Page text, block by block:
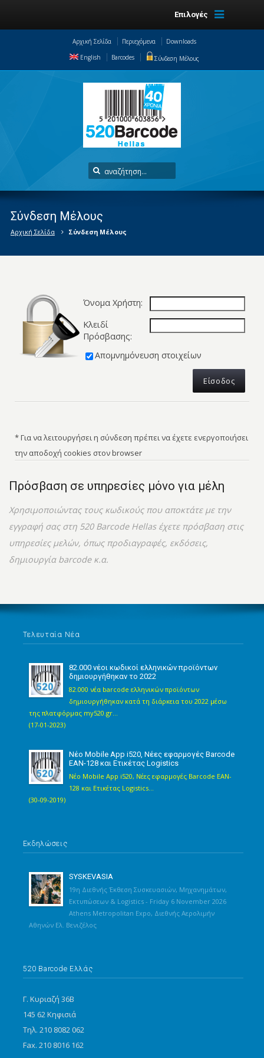
Επιλογές
Αρχική Σελίδα Περιεχόμενα
Downloads
English
Barcodes Σύνδεση Μέλους
Σύνδεση Μέλους
Αρχική Σελίδα Σύνδεση Μέλους
Όνομα Χρήστη:
Κλειδί
Πρόσβασης:
Απομνημόνευση στοιχείων
* Για να λειτουργήσει η σύνδεση πρέπει να έχετε ενεργοποιήσει
την αποδοχή cookies στον browser
Πρόσβαση σε υπηρεσίες μόνο για μέλη
Χρησιμοποιώντας τους κωδικούς που αποκτάτε με την
εγγραφή σας στη 520 Barcode Hellas έχετε πρόσβαση στις
υπηρεσίες μελών, όπως προδιαγραφές, εκδόσεις,
δημιουργία barcode κ.α.
Τελευταία Νέα
82.000 νέοι κωδικοί ελληνικών προϊόντων
δημιουργήθηκαν το 2022
82.000 νέα barcode ελληνικών προϊόντων
δημιουργήθηκαν κατά τη διάρκεια του 2022 μέσω
της πλατφόρμας my520.gr...
(17-01-2023)
Νέο Mobile App i520, Νέες εφαρμογές Barcode
EAN-128 και Ετικέτας Logistics
Νέο Mobile App i520, Νέες εφαρμογές Barcode EAN-
128 και Ετικέτας Logistics...
(30-09-2019)
Εκδηλώσεις
SYSKEVASIA
19η Διεθνής Έκθεση Συσκευασιών, Μηχανημάτων,
Εκτυπώσεων & Logistics - Friday 6 November 2026
Athens Metropolitan Expo, Διεθνής Αερολιμήν
Αθηνών Ελ. Βενιζέλος
520 Barcode Ελλάς
Γ. Κυριαζή 36Β
145 62 Κηφισιά
Τηλ. 210 8082 062
Fax. 210 8016 162